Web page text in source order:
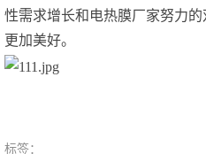
性需求增长和电热膜厂家努力
更加美好。
标签：